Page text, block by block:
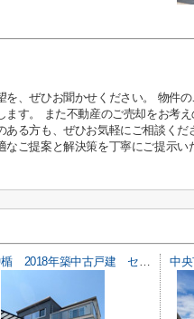
を、ぜひお聞かせください。 物件
ます。 また不動産のご売却をお考
ある方も、ぜひお気軽にご相談く
なご提案と解決策を丁寧にご提示い